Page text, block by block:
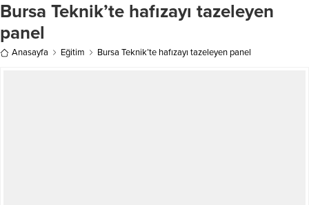
Bursa Teknik’te hafızayı tazeleyen
panel
Anasayfa Eğitim Bursa Teknik’te hafızayı tazeleyen panel